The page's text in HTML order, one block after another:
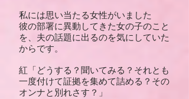
私には思い当たる女性がいました
彼の部署に異動してきた女の子のこと
を、夫の話題に出るのを気にしていた
からです。
紅「どうする？聞いてみる？それとも
一度付けて証拠を集めて詰める？その
オンナと別れさす？」